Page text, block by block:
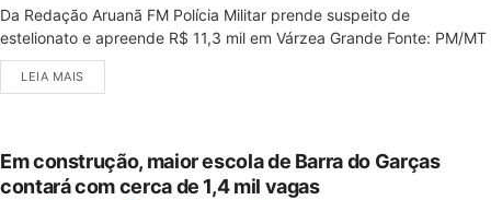
Da Redação Aruanã FM Polícia Militar prende suspeito de
estelionato e apreende R$ 11,3 mil em Várzea Grande Fonte: PM/MT
LEIA MAIS
Em construção, maior escola de Barra do Garças
contará com cerca de 1,4 mil vagas